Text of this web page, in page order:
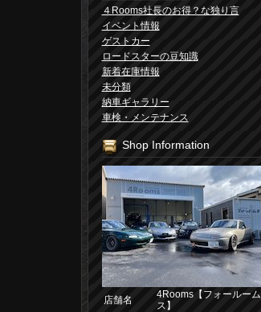
４Rooms社長のお得？な独り言
イベント情報
ゲストカー
ロードスターの豆知識
新着在庫情報
未分類
納車ギャラリー
車検・メンテナンス
Shop Information
店舗名
4Rooms【フォールーム
ス】